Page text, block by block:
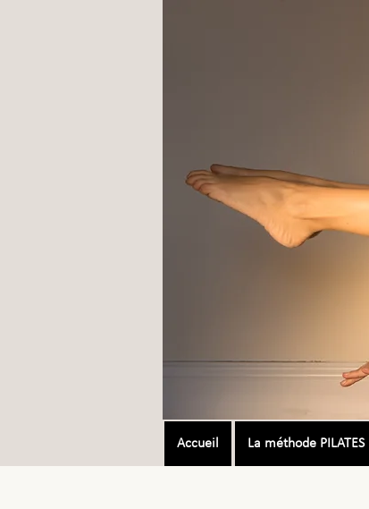
Accueil La méthode PILATES